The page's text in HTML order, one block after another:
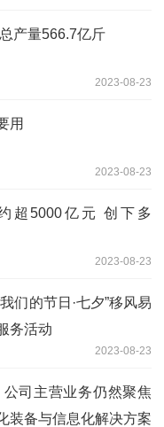
产量566.7亿斤
2023-08-23
用
2023-08-23
超5000亿元 创下多
2023-08-23
们的节日·七夕”移风易
务活动
2023-08-23
司主营业务仍然聚焦
装备与信息化解决方案